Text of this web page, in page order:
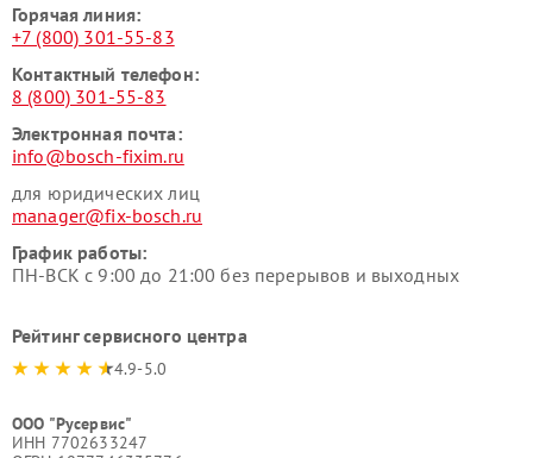
Горячая линия:
+7 (800) 301-55-83
Контактный телефон:
8 (800) 301-55-83
Электронная почта:
info@bosch-fixim.ru
для юридических лиц
manager@fix-bosch.ru
График работы:
ПН-ВСК с 9:00 до 21:00 без перерывов и выходных
Рейтинг сервисного центра
4.9-5.0
ООО "Русервис"
ИНН 7702633247